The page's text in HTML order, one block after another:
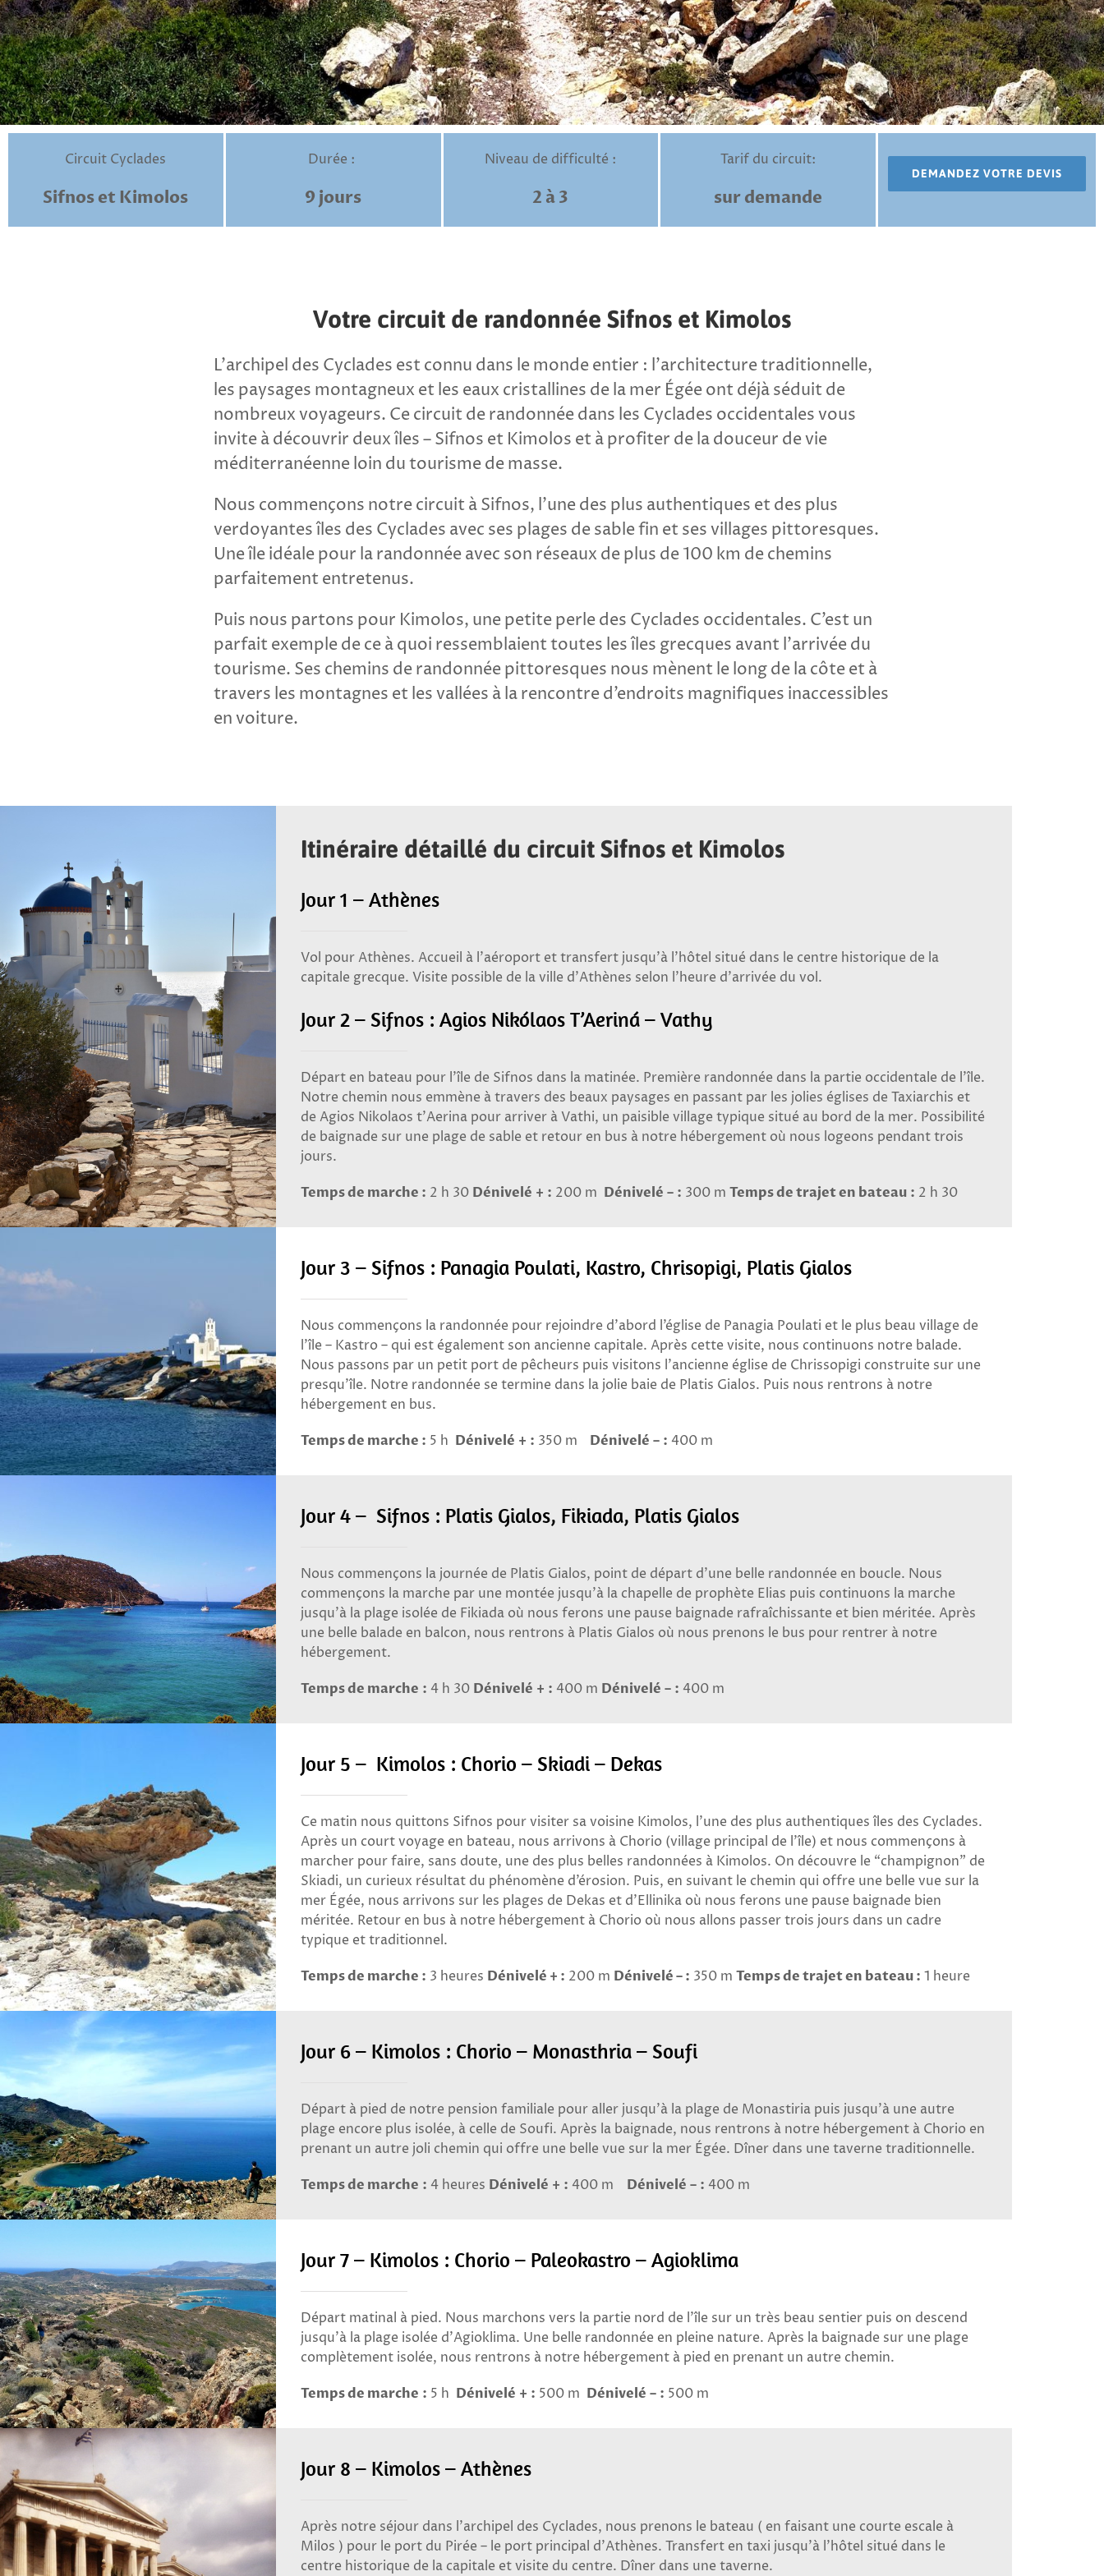
Circuit Cyclades
Sifnos et Kimolos
Durée :
9 jours
Niveau de difficulté :
2 à 3
Tarif du circuit:
sur demande
DEMANDEZ VOTRE DEVIS
Votre circuit de randonnée Sifnos et Kimolos
L’archipel des Cyclades est connu dans le monde entier : l’architecture traditionnelle,
les paysages montagneux et les eaux cristallines de la mer Égée ont déjà séduit de
nombreux voyageurs. Ce circuit de randonnée dans les Cyclades occidentales vous
invite à découvrir deux îles – Sifnos et Kimolos et à profiter de la douceur de vie
méditerranéenne loin du tourisme de masse.
Nous commençons notre circuit à Sifnos, l’une des plus authentiques et des plus
verdoyantes îles des Cyclades avec ses plages de sable fin et ses villages pittoresques.
Une île idéale pour la randonnée avec son réseaux de plus de 100 km de chemins
parfaitement entretenus.
Puis nous partons pour Kimolos, une petite perle des Cyclades occidentales. C’est un
parfait exemple de ce à quoi ressemblaient toutes les îles grecques avant l’arrivée du
tourisme. Ses chemins de randonnée pittoresques nous mènent le long de la côte et à
travers les montagnes et les vallées à la rencontre d’endroits magnifiques inaccessibles
en voiture.
Itinéraire détaillé du circuit Sifnos et Kimolos
Jour 1 – Athènes
Vol pour Athènes. Accueil à l’aéroport et transfert jusqu’à l’hôtel situé dans le centre historique de la
capitale grecque. Visite possible de la ville d’Athènes selon l’heure d’arrivée du vol.
Jour 2 – Sifnos : Agios Nikólaos T’Aeriná – Vathy
Départ en bateau pour l’île de Sifnos dans la matinée. Première randonnée dans la partie occidentale de l’île.
Notre chemin nous emmène à travers des beaux paysages en passant par les jolies églises de Taxiarchis et
de Agios Nikolaos t’Aerina pour arriver à Vathi, un paisible village typique situé au bord de la mer. Possibilité
de baignade sur une plage de sable et retour en bus à notre hébergement où nous logeons pendant trois
jours.
Temps de marche : 2 h 30 Dénivelé + : 200 m Dénivelé – : 300 m Temps de trajet en bateau : 2 h 30
Jour 3 – Sifnos : Panagia Poulati, Kastro, Chrisopigi, Platis Gialos
Nous commençons la randonnée pour rejoindre d’abord l’église de Panagia Poulati et le plus beau village de
l’île – Kastro – qui est également son ancienne capitale. Après cette visite, nous continuons notre balade.
Nous passons par un petit port de pêcheurs puis visitons l’ancienne église de Chrissopigi construite sur une
presqu’île. Notre randonnée se termine dans la jolie baie de Platis Gialos. Puis nous rentrons à notre
hébergement en bus.
Temps de marche : 5 h Dénivelé + : 350 m Dénivelé – : 400 m
Jour 4 – Sifnos : Platis Gialos, Fikiada, Platis Gialos
Nous commençons la journée de Platis Gialos, point de départ d’une belle randonnée en boucle. Nous
commençons la marche par une montée jusqu’à la chapelle de prophète Elias puis continuons la marche
jusqu’à la plage isolée de Fikiada où nous ferons une pause baignade rafraîchissante et bien méritée. Après
une belle balade en balcon, nous rentrons à Platis Gialos où nous prenons le bus pour rentrer à notre
hébergement.
Temps de marche : 4 h 30 Dénivelé + : 400 m Dénivelé – : 400 m
Jour 5 – Kimolos : Chorio – Skiadi – Dekas
Ce matin nous quittons Sifnos pour visiter sa voisine Kimolos, l’une des plus authentiques îles des Cyclades.
Après un court voyage en bateau, nous arrivons à Chorio (village principal de l’île) et nous commençons à
marcher pour faire, sans doute, une des plus belles randonnées à Kimolos. On découvre le “champignon” de
Skiadi, un curieux résultat du phénomène d’érosion. Puis, en suivant le chemin qui offre une belle vue sur la
mer Égée, nous arrivons sur les plages de Dekas et d’Ellinika où nous ferons une pause baignade bien
méritée. Retour en bus à notre hébergement à Chorio où nous allons passer trois jours dans un cadre
typique et traditionnel.
Temps de marche : 3 heures Dénivelé + : 200 m Dénivelé – : 350 m Temps de trajet en bateau : 1 heure
Jour 6 – Kimolos : Chorio – Monasthria – Soufi
Départ à pied de notre pension familiale pour aller jusqu’à la plage de Monastiria puis jusqu’à une autre
plage encore plus isolée, à celle de Soufi. Après la baignade, nous rentrons à notre hébergement à Chorio en
prenant un autre joli chemin qui offre une belle vue sur la mer Égée. Dîner dans une taverne traditionnelle.
Temps de marche : 4 heures Dénivelé + : 400 m Dénivelé – : 400 m
Jour 7 – Kimolos : Chorio – Paleokastro – Agioklima
Départ matinal à pied. Nous marchons vers la partie nord de l’île sur un très beau sentier puis on descend
jusqu’à la plage isolée d’Agioklima. Une belle randonnée en pleine nature. Après la baignade sur une plage
complètement isolée, nous rentrons à notre hébergement à pied en prenant un autre chemin.
Temps de marche : 5 h Dénivelé + : 500 m Dénivelé – : 500 m
Jour 8 – Kimolos – Athènes
Après notre séjour dans l’archipel des Cyclades, nous prenons le bateau ( en faisant une courte escale à
Milos ) pour le port du Pirée – le port principal d’Athènes. Transfert en taxi jusqu’à l’hôtel situé dans le
centre historique de la capitale et visite du centre. Dîner dans une taverne.